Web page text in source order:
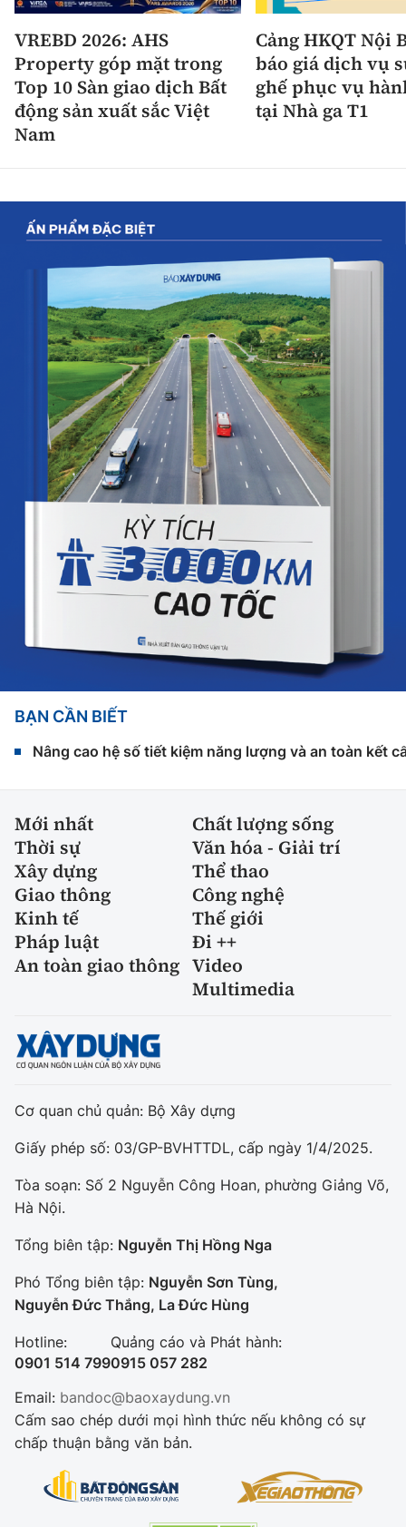
VREBD 2026: AHS
Property góp mặt trong
Top 10 Sàn giao dịch Bất
động sản xuất sắc Việt
Nam
Cảng HKQT Nội
báo giá dịch vụ
ghế phục vụ
tại Nhà ga T1
BẠN CẦN BIẾT
Nâng cao hệ số tiết kiệm năng lượng và an toàn kết
Mới nhất
Chất lượng sống
Thời sự
Văn hóa - Giải trí
Xây dựng
Thể thao
Giao thông
Công nghệ
Kinh tế
Thế giới
Pháp luật
Đi ++
An toàn giao thông Video
Multimedia
Cơ quan chủ quản: Bộ Xây dựng
Giấy phép số: 03/GP-BVHTTDL, cấp ngày 1/4/2025.
Tòa soạn: Số 2 Nguyễn Công Hoan, phường Giảng Võ,
Hà Nội.
Tổng biên tập: Nguyễn Thị Hồng Nga
Phó Tổng biên tập: Nguyễn Sơn Tùng,
Nguyễn Đức Thắng, La Đức Hùng
Hotline:
0901 514 799
Quảng cáo và Phát hành:
0915 057 282
Email: bandoc@baoxaydung.vn
Cấm sao chép dưới mọi hình thức nếu không có sự
chấp thuận bằng văn bản.